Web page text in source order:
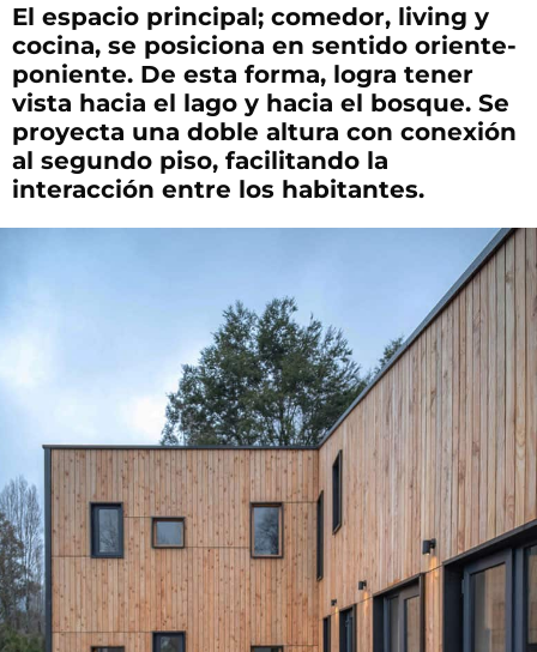
El espacio principal; comedor, living y
cocina, se posiciona en sentido oriente-
poniente. De esta forma, logra tener
vista hacia el lago y hacia el bosque. Se
proyecta una doble altura con conexión
al segundo piso, facilitando la
interacción entre los habitantes.